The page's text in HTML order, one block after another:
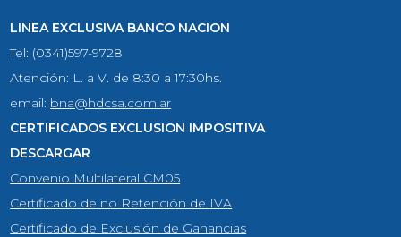
LINEA EXCLUSIVA BANCO NACION
Tel: (0341)597-9728
Atención: L. a V. de 8:30 a 17:30hs.
email: bna@hdcsa.com.ar
CERTIFICADOS EXCLUSION IMPOSITIVA
DESCARGAR
Convenio Multilateral CM05
Certificado de no Retención de IVA
Certificado de Exclusión de Ganancias